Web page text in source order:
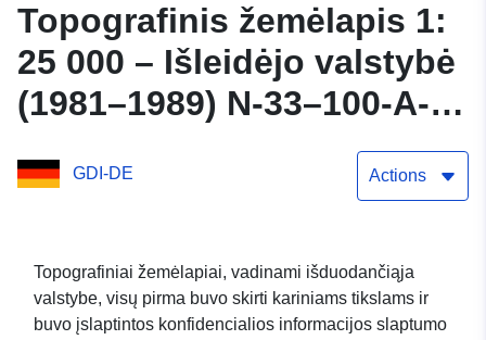
Topografinis žemėlapis 1:
25 000 – Išleidėjo valstybė
(1981–1989) N-33–100-A-d
Mittenwalde (Uckermark)
GDI-DE Actions
Topografiniai žemėlapiai, vadinami išduodančiąja
valstybe, visų pirma buvo skirti kariniams tikslams ir
buvo įslaptintos konfidencialios informacijos slaptumo